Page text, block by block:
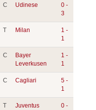
C Udinese
0 -
3
T Milan
1 -
1
C
Bayer
Leverkusen
1 -
1
C Cagliari
5 -
1
T Juventus
0 -